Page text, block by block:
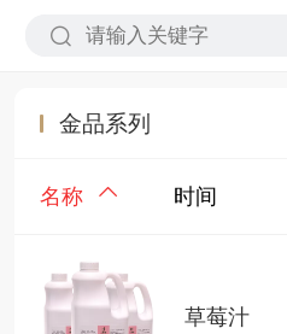
金品系列
名称 时间
草莓汁